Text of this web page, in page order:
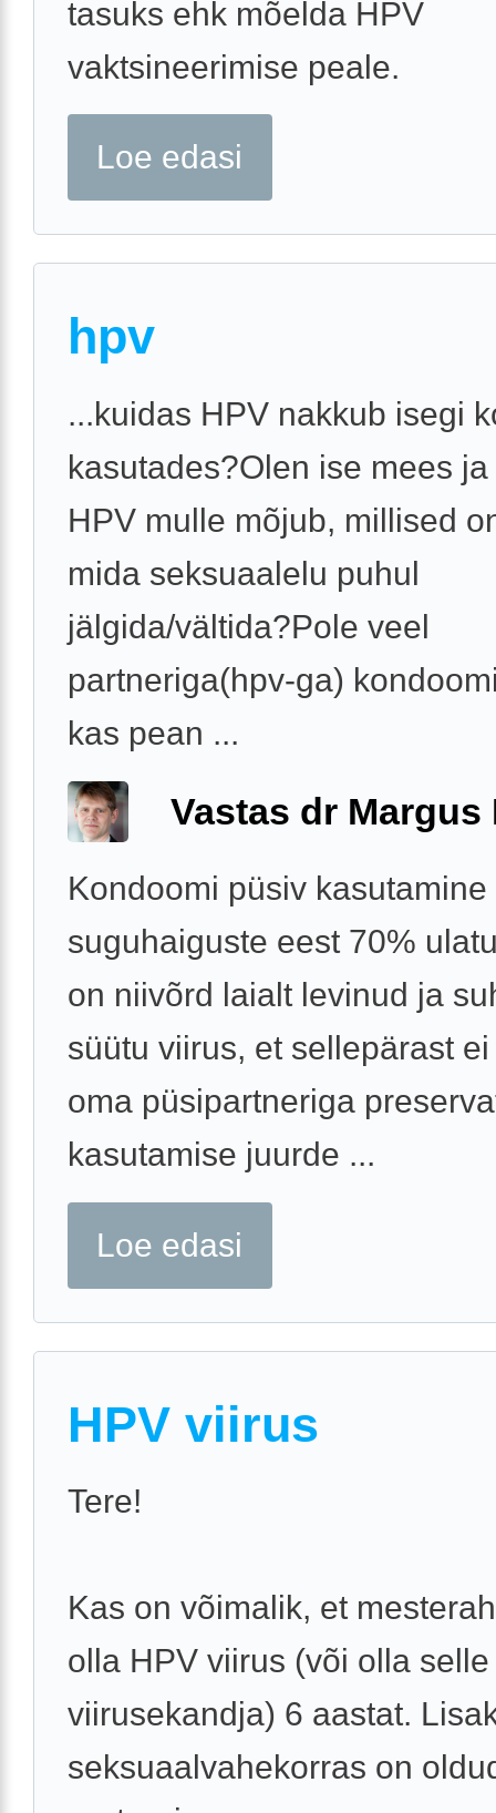
tasuks ehk mõelda HPV
vaktsineerimise peale.
Loe edasi
hpv
...kuidas HPV nakkub isegi
kasutades?Olen ise mees
HPV mulle mõjub, millised
mida seksuaalelu puhul
jälgida/vältida?Pole veel
partneriga(hpv-ga)
kas pean ...
Vastas dr Margus
Kondoomi püsiv
suguhaiguste eest 70%
on niivõrd laialt levinud ja
süütu viirus, et sellepärast
oma püsipartneriga
kasutamise juurde ...
Loe edasi
HPV viirus
Tere!
Kas on võimalik, et
olla HPV viirus (või olla selle
viirusekandja) 6 aastat.
seksuaalvahekorras on